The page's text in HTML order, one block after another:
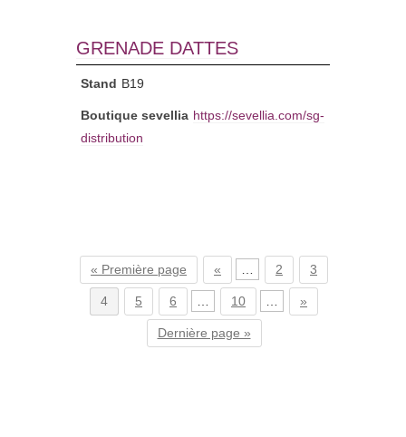
GRENADE DATTES
Stand B19
Boutique sevellia https://sevellia.com/sg-
distribution
« Première page « 2 3
4 5 6 10 »
Dernière page »